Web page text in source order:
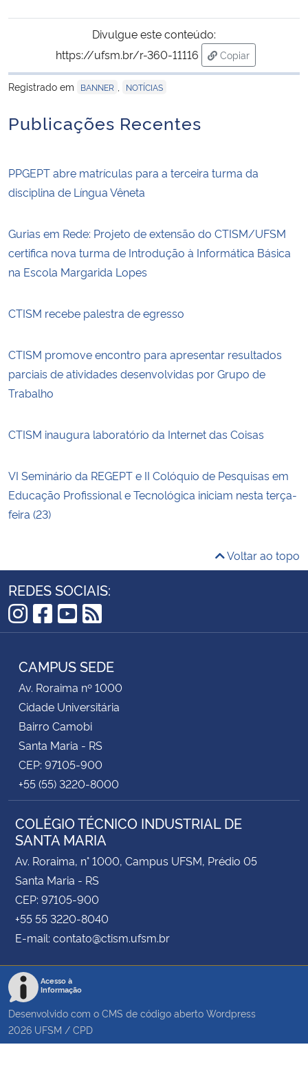
Divulgue este conteúdo:
https://ufsm.br/r-360-11116
Copiar
para área de
Registrado em
BANNER NOTÍCIAS
Publicações Recentes
PPGEPT abre matrículas para a terceira turma da
disciplina de Língua Vêneta
Gurias em Rede: Projeto de extensão do CTISM/UFSM
certifica nova turma de Introdução à Informática Básica
na Escola Margarida Lopes
CTISM recebe palestra de egresso
CTISM promove encontro para apresentar resultados
parciais de atividades desenvolvidas por Grupo de
Trabalho
CTISM inaugura laboratório da Internet das Coisas
VI Seminário da REGEPT e II Colóquio de Pesquisas em
Educação Profissional e Tecnológica iniciam nesta terça-
feira (23)
Voltar ao topo
REDES SOCIAIS:
Instagram
Facebook
YouTube
RSS
CAMPUS SEDE
Av. Roraima nº 1000
Cidade Universitária
Bairro Camobi
Santa Maria - RS
CEP: 97105-900
+55 (55) 3220-8000
COLÉGIO TÉCNICO INDUSTRIAL DE
SANTA MARIA
Av. Roraima, n° 1000, Campus UFSM, Prédio 05
Santa Maria - RS
CEP: 97105-900
+55 55 3220-8040
E-mail: contato@ctism.ufsm.br
Acesso à
Informação
Desenvolvido com o CMS de código aberto Wordpress
2026 UFSM / CPD